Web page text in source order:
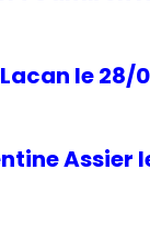
le 28/
Assier